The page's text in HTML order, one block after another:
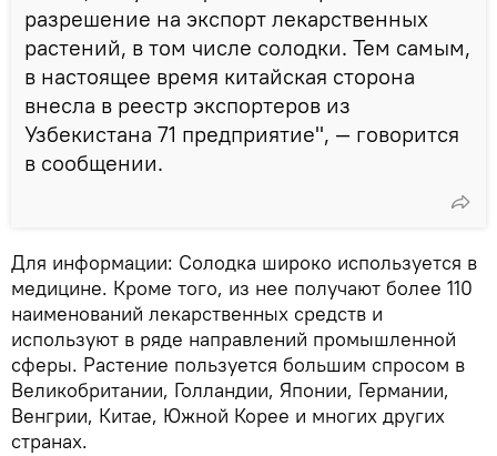
разрешение на экспорт лекарственных
растений, в том числе солодки. Тем самым,
в настоящее время китайская сторона
внесла в реестр экспортеров из
Узбекистана 71 предприятие", — говорится
в сообщении.
Для информации: Солодка широко используется в
медицине. Кроме того, из нее получают более 110
наименований лекарственных средств и
используют в ряде направлений промышленной
сферы. Растение пользуется большим спросом в
Великобритании, Голландии, Японии, Германии,
Венгрии, Китае, Южной Корее и многих других
странах.